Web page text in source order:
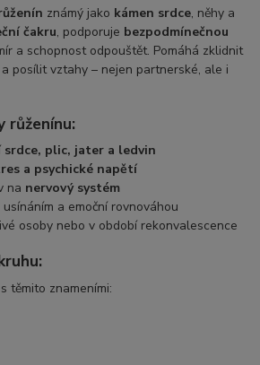
známý jako kámen srdce, něhy a
čakru, podporuje bezpodmínečnou
a schopnost odpouštět. Pomáhá zklidnit
posílit vztahy – nejen partnerské, ale i
růženínu:
srdce, plic, jater a ledvin
a psychické napětí
na nervový systém
a emoční rovnováhou
osoby nebo v období rekonvalescence
těmito znameními: